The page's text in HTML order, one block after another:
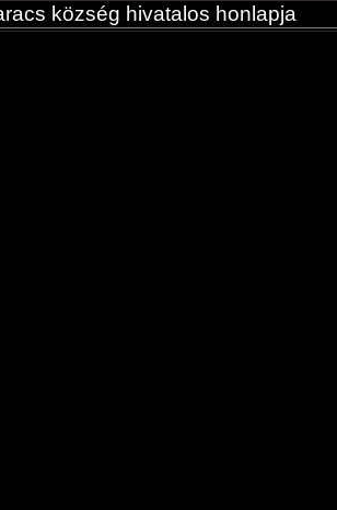
község hivatalos honlapja